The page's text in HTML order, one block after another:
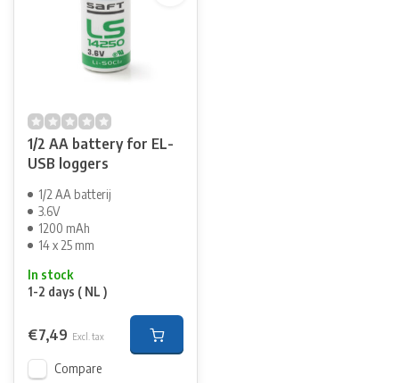
1/2 AA battery for EL-
USB loggers
1/2 AA batterij
3.6V
1200 mAh
14 x 25 mm
In stock
1-2 days ( NL )
€7,49 Excl. tax
Compare